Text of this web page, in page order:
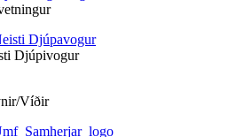
Djúpivogur
Víðir